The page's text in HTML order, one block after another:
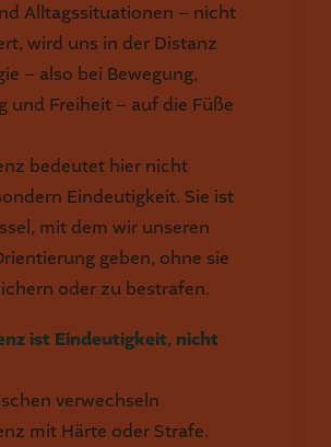
Alltagssituationen – nicht
wird uns in der Distanz
– also bei Bewegung,
und Freiheit – auf die Füße
bedeutet hier nicht
Eindeutigkeit. Sie ist
mit dem wir unseren
geben, ohne sie
oder zu bestrafen.
ist Eindeutigkeit, nicht
verwechseln
mit Härte oder Strafe.